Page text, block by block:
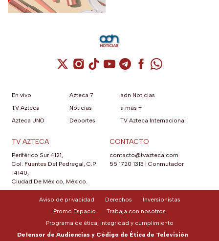
Cuenta de X / Twitter (se abre en una
Cuenta de Instagram (se abre en una
Cuenta de TikTok (se abre en
Cuenta de YouTube (se abre
Cuenta de Telegram (se
Cuenta de
Cuenta de
En vivo
TV Azteca
Azteca UNO
Azteca 7
Noticias
Deportes
adn Noticias
a más +
TV Azteca Internacional
TV AZTECA
Periférico Sur 4121,
Col. Fuentes Del Pedregal, C.P.
14140,
Ciudad De México, México.
CONTACTO
contacto@tvazteca.com
55 1720 1313
Conmutador
Aviso de privacidad Derechos
Inversionistas
Promo Espacio
Trabaja con nosotros
Programa de ética, integridad y cumplimiento
Defensor de Audiencias y Código de Ética de Televisión